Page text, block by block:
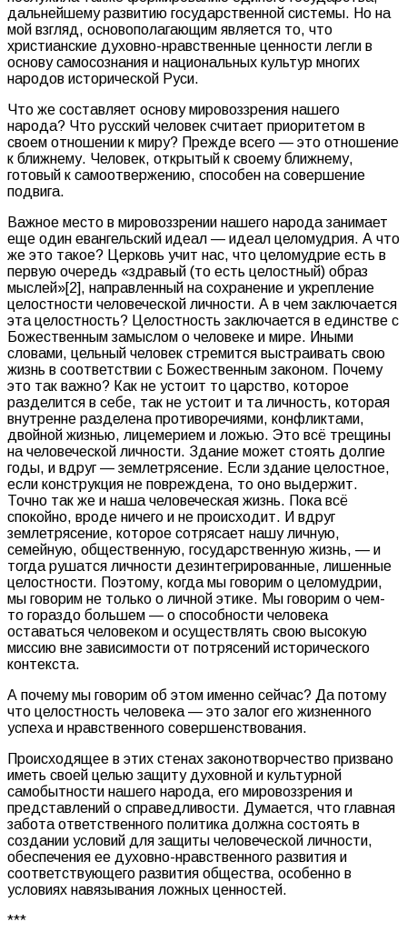
дальнейшему развитию государственной системы. Но на
мой взгляд, основополагающим является то, что
христианские духовно-нравственные ценности легли в
основу самосознания и национальных культур многих
народов исторической Руси.
Что же составляет основу мировоззрения нашего
народа? Что русский человек считает приоритетом в
своем отношении к миру? Прежде всего — это отношение
к ближнему. Человек, открытый к своему ближнему,
готовый к самоотвержению, способен на совершение
подвига.
Важное место в мировоззрении нашего народа занимает
еще один евангельский идеал — идеал целомудрия. А что
же это такое? Церковь учит нас, что целомудрие есть в
первую очередь «здравый (то есть целостный) образ
мыслей»[2], направленный на сохранение и укрепление
целостности человеческой личности. А в чем заключается
эта целостность? Целостность заключается в единстве с
Божественным замыслом о человеке и мире. Иными
словами, цельный человек стремится выстраивать свою
жизнь в соответствии с Божественным законом. Почему
это так важно? Как не устоит то царство, которое
разделится в себе, так не устоит и та личность, которая
внутренне разделена противоречиями, конфликтами,
двойной жизнью, лицемерием и ложью. Это всё трещины
на человеческой личности. Здание может стоять долгие
годы, и вдруг — землетрясение. Если здание целостное,
если конструкция не повреждена, то оно выдержит.
Точно так же и наша человеческая жизнь. Пока всё
спокойно, вроде ничего и не происходит. И вдруг
землетрясение, которое сотрясает нашу личную,
семейную, общественную, государственную жизнь, — и
тогда рушатся личности дезинтегрированные, лишенные
целостности. Поэтому, когда мы говорим о целомудрии,
мы говорим не только о личной этике. Мы говорим о чем-
то гораздо большем — о способности человека
оставаться человеком и осуществлять свою высокую
миссию вне зависимости от потрясений исторического
контекста.
А почему мы говорим об этом именно сейчас? Да потому
что целостность человека — это залог его жизненного
успеха и нравственного совершенствования.
Происходящее в этих стенах законотворчество призвано
иметь своей целью защиту духовной и культурной
самобытности нашего народа, его мировоззрения и
представлений о справедливости. Думается, что главная
забота ответственного политика должна состоять в
создании условий для защиты человеческой личности,
обеспечения ее духовно-нравственного развития и
соответствующего развития общества, особенно в
условиях навязывания ложных ценностей.
***